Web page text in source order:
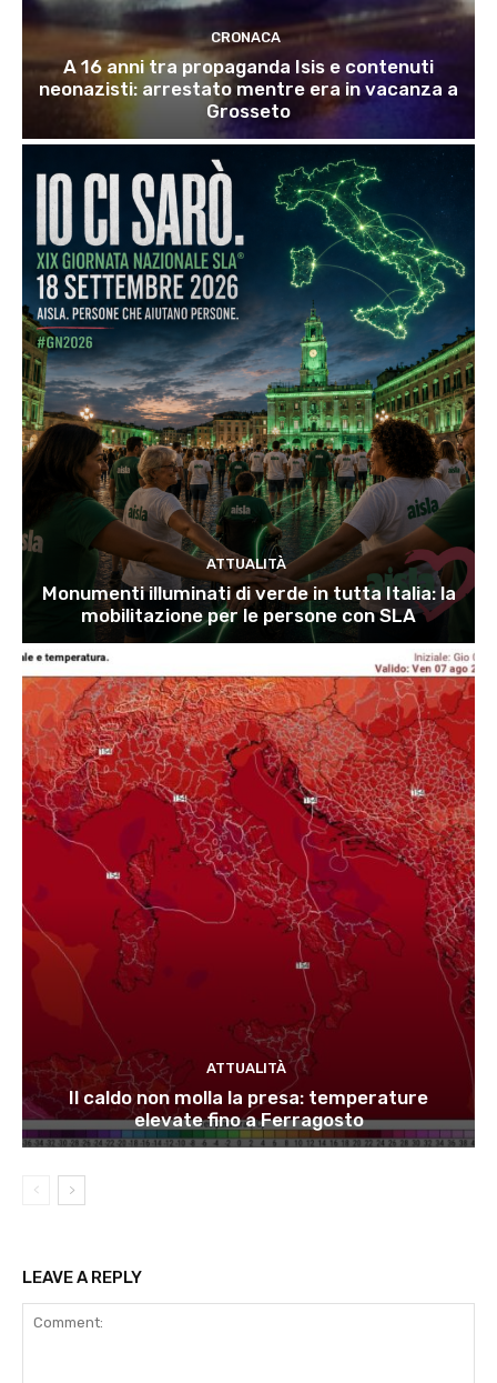
CRONACA
A 16 anni tra propaganda Isis e contenuti
neonazisti: arrestato mentre era in vacanza a
Grosseto
ATTUALITÀ
Monumenti illuminati di verde in tutta Italia: la
mobilitazione per le persone con SLA
ATTUALITÀ
Il caldo non molla la presa: temperature
elevate fino a Ferragosto
LEAVE A REPLY